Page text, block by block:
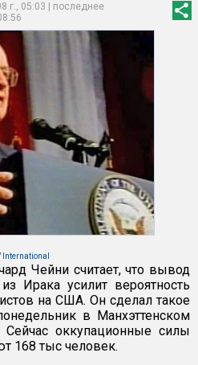
г., 05:03 | последнее
International
Чейни считает, что вывод
Ирака усилит вероятность
на США. Он сделал такое
в Манхэттенском
оккупационные силы
168 тыс человек.